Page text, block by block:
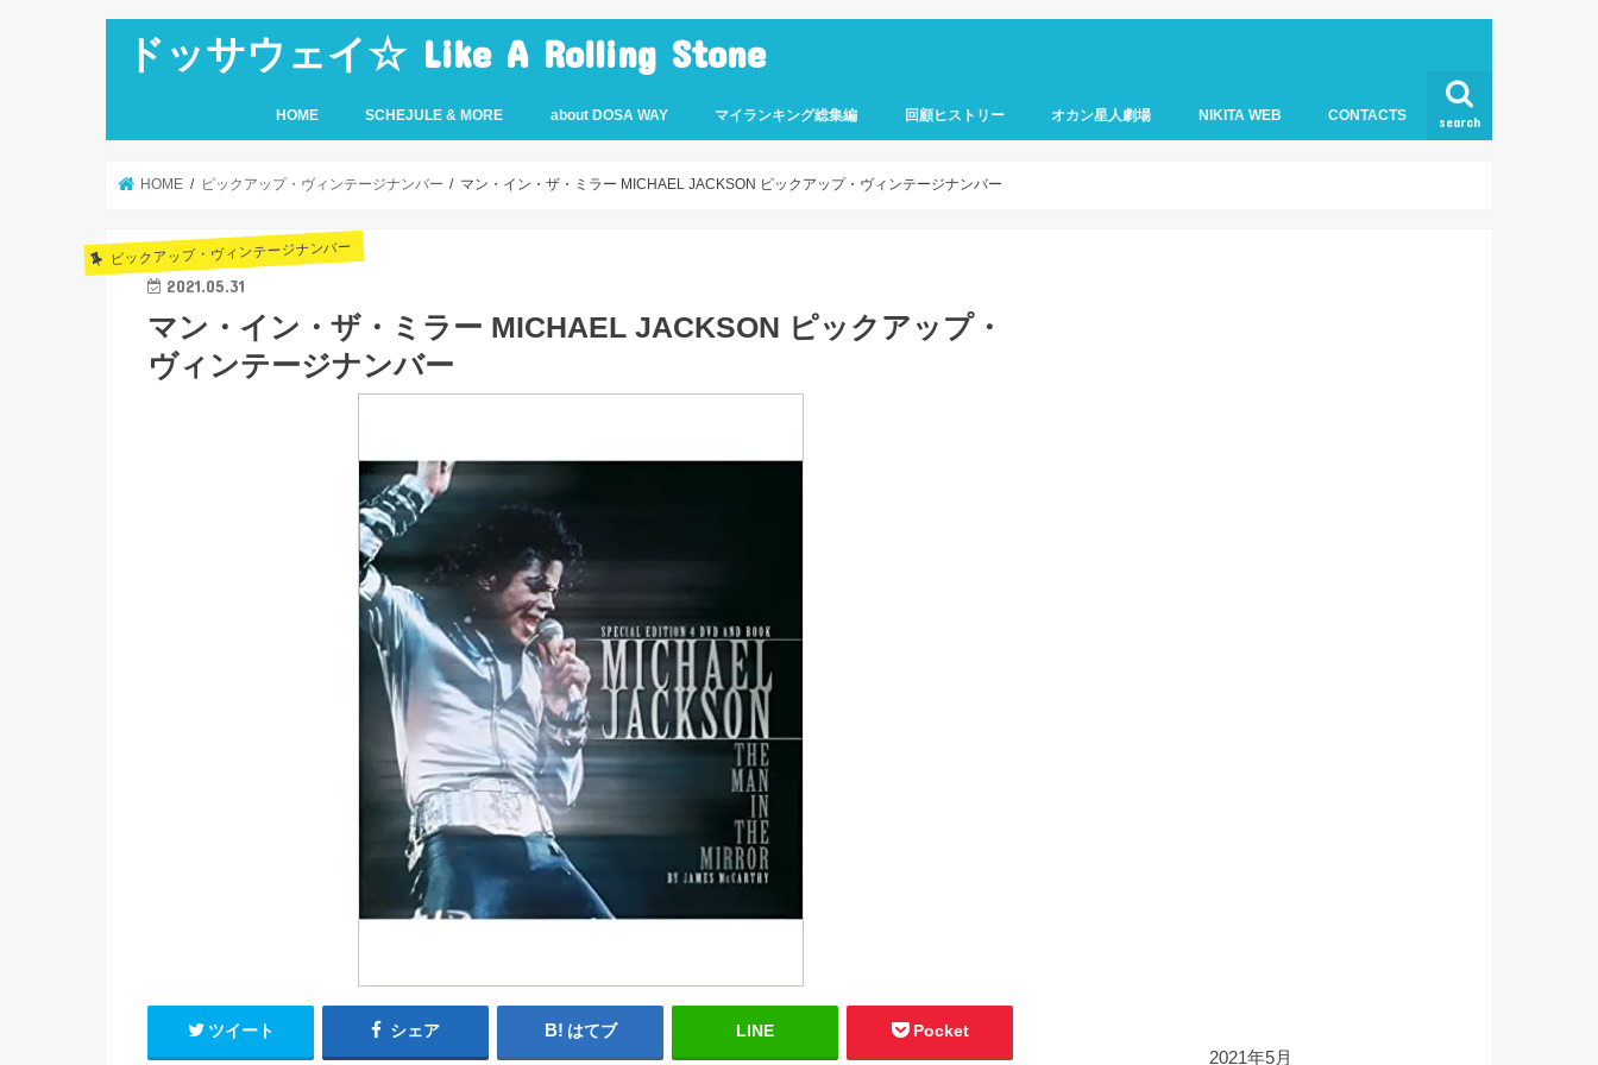
ドッサウェイ☆ Like A Rolling Stone
search
HOME SCHEJULE & MORE about DOSA WAY マイランキング総集編 回顧ヒストリー オカン星人劇場 NIKITA WEB CONTACTS
HOME ピックアップ・ヴィンテージナンバー マン・イン・ザ・ミラー MICHAEL JACKSON ピックアップ・ヴィンテージナンバー
ピックアップ・ヴィンテージナンバー
2021.05.31
マン・イン・ザ・ミラー MICHAEL JACKSON ピックアップ・
ヴィンテージナンバー
ツイート シェア はてブ LINE
Pocket
2021年5月